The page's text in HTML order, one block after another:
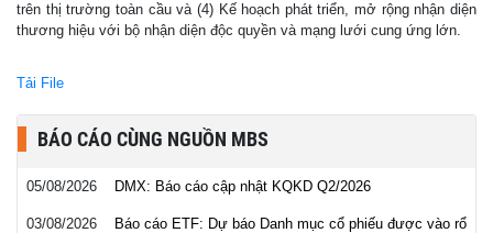
trên thị trường toàn cầu và (4) Kế hoạch phát triển, mở rộng nhận diện
thương hiệu với bộ nhận diện độc quyền và mạng lưới cung ứng lớn.
Tải File
BÁO CÁO CÙNG NGUỒN MBS
05/08/2026 DMX: Báo cáo cập nhật KQKD Q2/2026
03/08/2026
Báo cáo ETF: Dự báo Danh mục cổ phiếu được vào rổ